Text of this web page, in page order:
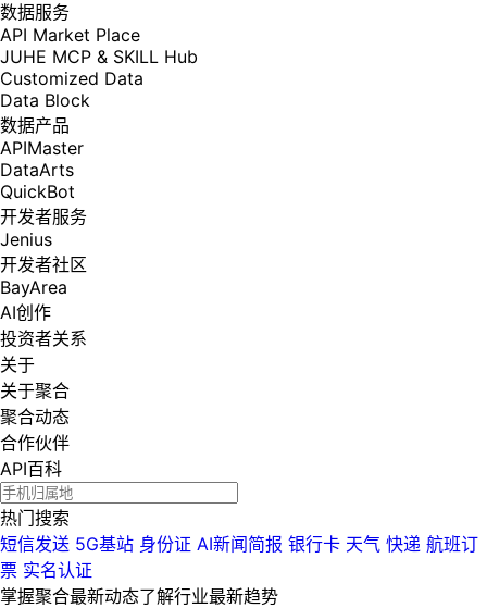
数据服务
API Market Place
JUHE MCP & SKILL Hub
Customized Data
Data Block
数据产品
APIMaster
DataArts
QuickBot
开发者服务
Jenius
开发者社区
BayArea
AI创作
投资者关系
关于
关于聚合
聚合动态
合作伙伴
API百科
热门搜索
短信发送 5G基站 身份证 AI新闻简报 银行卡 天气 快递 航班订
票 实名认证
掌握聚合最新动态了解行业最新趋势